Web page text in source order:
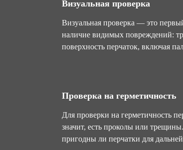
Визуальная проверка
Визуальная проверка — это
наличие видимых повреждений:
поверхность перчаток, включая
Проверка на герметичность
Для проверки на герметичность
значит, есть проколы или
пригодны ли перчатки для